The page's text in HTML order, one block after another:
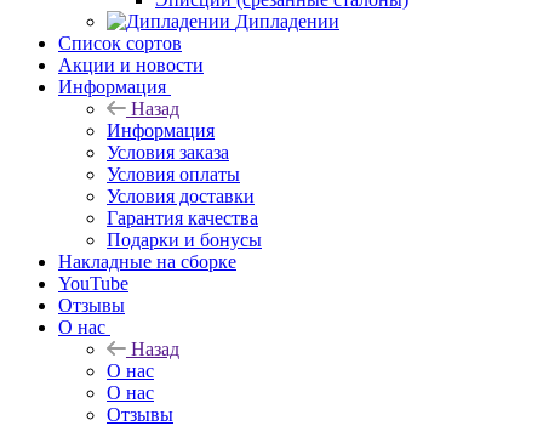
Дипладении
Список сортов
Акции и новости
Информация
Назад
Информация
Условия заказа
Условия оплаты
Условия доставки
Гарантия качества
Подарки и бонусы
Накладные на сборке
YouTube
Отзывы
О нас
Назад
О нас
О нас
Отзывы